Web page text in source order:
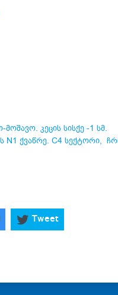
კეცის სისქე -1 სმ.
N1 ქვაწრე. C4 სექტორი,
Tweet